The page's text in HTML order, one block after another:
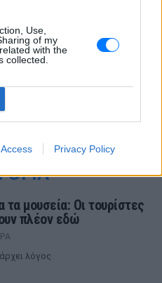
Use,
of my
with the
collected.
Privacy Policy
τα μουσεία: Οι τουρίστες
πλέον εδώ
λόγος